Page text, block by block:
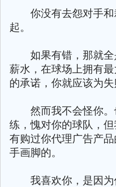
你没有去怨对手和
起。
如果有错，那就全
薪水，在球场上拥有
的承诺，你就应该为失
然而我不会怪你。
练，愧对你的球队，
有购过你代理广告产
手画脚的。
我喜欢你，是因为